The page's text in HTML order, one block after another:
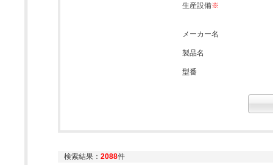
生産設備※
メーカー名
製品名
型番
検索結果： 2088件